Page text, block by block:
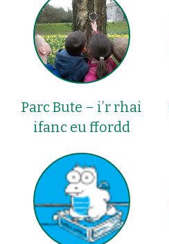
Parc Bute – i’r rhai
ifanc eu ffordd